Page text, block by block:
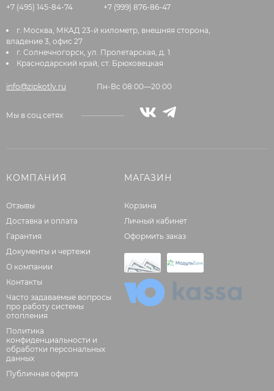
+7 (495) 145-84-74 +7 (999) 876-86-47
г. Москва, МКАД 23-й километр, внешняя сторона,
владение 3, офис 27
г. Солнечногорск, ул. Пролетарская, д. 1
Краснодарский край, ст. Брюховецкая
info@zipkotly.ru Пн-Вс 08:00—20:00
Мы в соц.сетях
КОМПАНИЯ
Отзывы
Доставка и оплата
Гарантия
Документы и чертежи
О компании
Контакты
Часто задаваемые вопросы
про работу системы
отопления
Политика
конфиденциальности и
обработки персональных
данных
Публичная оферта
МАГАЗИН
Корзина
Личный кабинет
Оформить заказ